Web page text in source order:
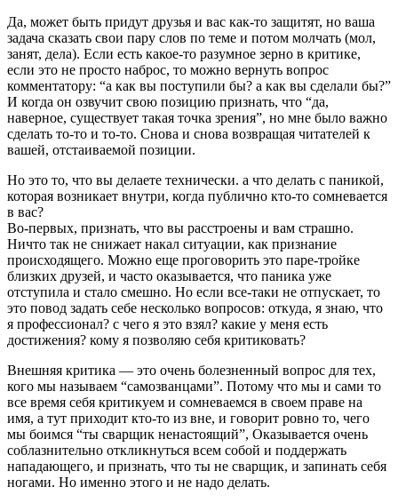
Да, может быть придут друзья и вас как-то защитят, но ваша
задача сказать свои пару слов по теме и потом молчать (мол,
занят, дела). Если есть какое-то разумное зерно в критике,
если это не просто наброс, то можно вернуть вопрос
комментатору: “а как вы поступили бы? а как вы сделали бы?”
И когда он озвучит свою позицию признать, что “да,
наверное, существует такая точка зрения”, но мне было важно
сделать то-то и то-то. Снова и снова возвращая читателей к
вашей, отстаиваемой позиции.
Но это то, что вы делаете технически. а что делать с паникой,
которая возникает внутри, когда публично кто-то сомневается
в вас?
Во-первых, признать, что вы расстроены и вам страшно.
Ничто так не снижает накал ситуации, как признание
происходящего. Можно еще проговорить это паре-тройке
близких друзей, и часто оказывается, что паника уже
отступила и стало смешно. Но если все-таки не отпускает, то
это повод задать себе несколько вопросов: откуда, я знаю, что
я профессионал? с чего я это взял? какие у меня есть
достижения? кому я позволяю себя критиковать?
Внешняя критика — это очень болезненный вопрос для тех,
кого мы называем “самозванцами”. Потому что мы и сами то
все время себя критикуем и сомневаемся в своем праве на
имя, а тут приходит кто-то из вне, и говорит ровно то, чего
мы боимся “ты сварщик ненастоящий”, Оказывается очень
соблазнительно откликнуться всем собой и поддержать
нападающего, и признать, что ты не сварщик, и запинать себя
ногами. Но именно этого и не надо делать.